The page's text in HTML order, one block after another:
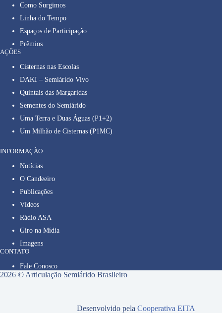
Como Surgimos
Linha do Tempo
Espaços de Participação
Prêmios
AÇÕES
Cisternas nas Escolas
DAKI – Semiárido Vivo
Quintais das Margaridas
Sementes do Semiárido
Uma Terra e Duas Águas (P1+2)
Um Milhão de Cisternas (P1MC)
INFORMAÇÃO
Notícias
O Candeeiro
Publicações
Vídeos
Rádio ASA
Giro na Mídia
Imagens
CONTATO
Fale Conosco
2026 © Articulação Semiárido Brasileiro
Desenvolvido pelaCooperativa EITA